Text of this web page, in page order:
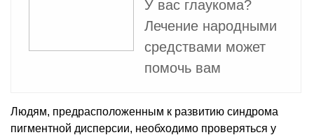
У вас глаукома?
Лечение народными
средствами может
помочь вам
Людям, предрасположенным к развитию синдрома
пигментной дисперсии, необходимо проверяться у